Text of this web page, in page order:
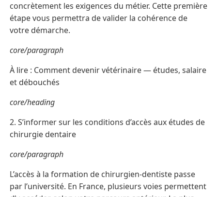
concrètement les exigences du métier. Cette première
étape vous permettra de valider la cohérence de
votre démarche.
core/paragraph
À lire : Comment devenir vétérinaire — études, salaire
et débouchés
core/heading
2. S’informer sur les conditions d’accès aux études de
chirurgie dentaire
core/paragraph
L’accès à la formation de chirurgien-dentiste passe
par l’université. En France, plusieurs voies permettent